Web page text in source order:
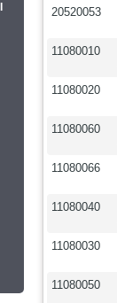
20520053
11080010
11080020
11080060
11080066
11080040
11080030
11080050